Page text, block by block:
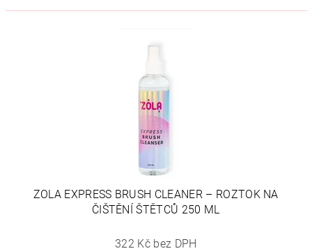
ZOLA EXPRESS BRUSH CLEANER – ROZTOK NA
ČIŠTĚNÍ ŠTĚTCŮ 250 ML
322 Kč bez DPH